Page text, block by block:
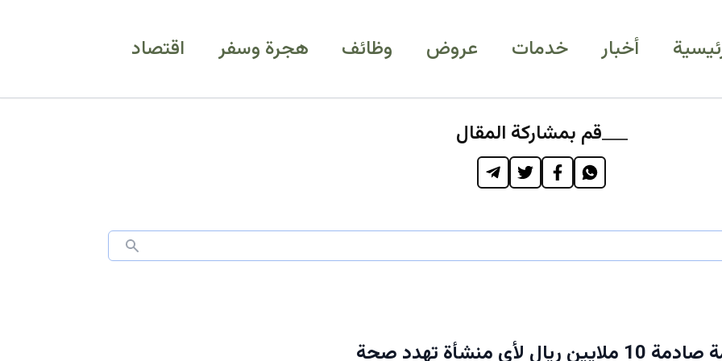
أخبار خدمات عروض وظائف هجرة وسفر اقتصاد
قم بمشاركة المقال
عاجل: غرامة صادمة 10 ملايين ريال لأي منشأة تهدد صحة